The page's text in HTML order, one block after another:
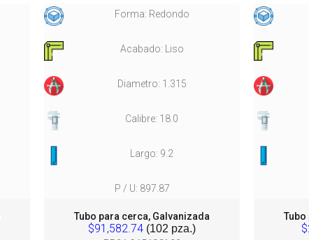
Forma: Redondo
Acabado: Liso
Diametro: 1.315
Calibre: 18.0
Largo: 9.2
P / U: 897.87
Tubo para cerca, Galvanizada
$91,582.74 (102 pza.)
Tubo